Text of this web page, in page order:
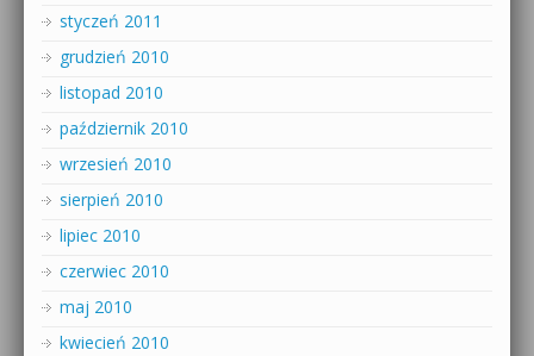
styczeń 2011
grudzień 2010
listopad 2010
październik 2010
wrzesień 2010
sierpień 2010
lipiec 2010
czerwiec 2010
maj 2010
kwiecień 2010